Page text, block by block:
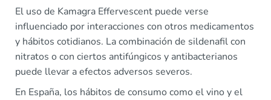
El uso de Kamagra Effervescent puede verse
influenciado por interacciones con otros medicamentos
y hábitos cotidianos. La combinación de sildenafil con
nitratos o con ciertos antifúngicos y antibacterianos
puede llevar a efectos adversos severos.
En España, los hábitos de consumo como el vino y el